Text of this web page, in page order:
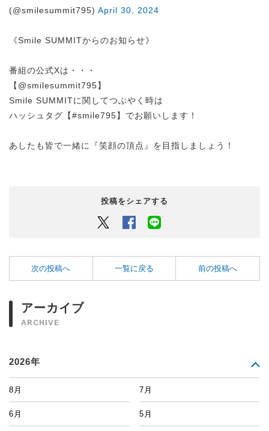
(@smilesummit795) April 30, 2024
《Smile SUMMITからのお知らせ》
番組の公式Xは・・・
【@smilesummit795】
Smile SUMMITに関してつぶやく時は
ハッシュタグ【#smile795】でお願いします！
あしたも皆で一緒に『笑顔の頂点』を目指しましょう！
投稿をシェアする
Twitter Facebook
次の投稿へ 一覧に戻る 前の投稿へ
アーカイブ
ARCHIVE
2026年
8月 7月
6月 5月